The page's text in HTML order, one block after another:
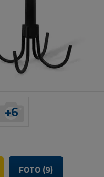
+6
FOTO (9)